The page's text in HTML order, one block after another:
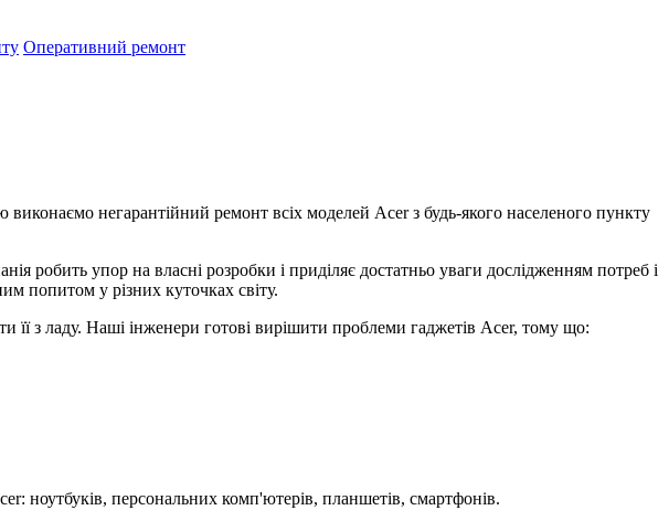
Оперативний ремонт
негарантійний ремонт всіх моделей Acer з будь-якого населеного пункту
робить упор на власні розробки і приділяє достатньо уваги дослідженням потреб і
попитом у різних куточках світу.
її з ладу. Наші інженери готові вирішити проблеми гаджетів Acer, тому що:
ноутбуків, персональних комп'ютерів, планшетів, смартфонів.